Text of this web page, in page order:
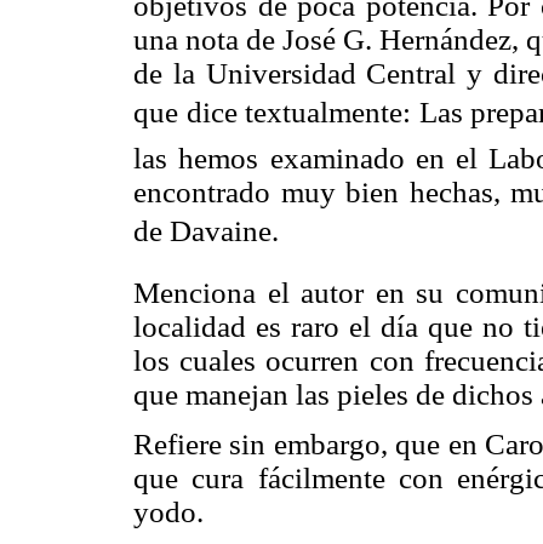
una nota de José G.
de la Universidad Central y
que dice textualmente: Las
las hemos examinado en el
encontrado muy bien hechas,
de Davaine.
Menciona el autor en su
localidad es raro el día que no
los cuales ocurren con
que manejan las pieles de dichos
Refiere sin embargo, que en
que cura fácilmente con
yodo.